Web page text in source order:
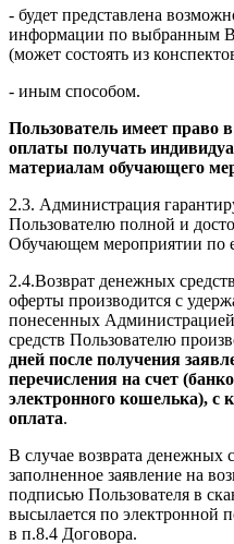
- будет представлена
информации по выбранным
(может состоять из
- иным способом.
Пользователь имеет право
оплаты получать
материалам обучающего
2.3. Администрация
Пользователю полной и
Обучающем мероприятии по
2.4.Возврат денежных
оферты производится с
понесенных
средств Пользователю
дней после получения
перечисления на счет
электронного кошелька), с
оплата.
В случае возврата денежных
заполненное заявление на
подписью Пользователя в
высылается по электронной
в п.8.4 Договора.